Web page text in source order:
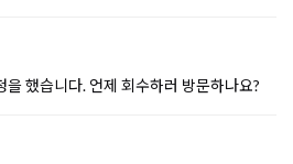
을 했습니다. 언제 회수하러 방문하나요?